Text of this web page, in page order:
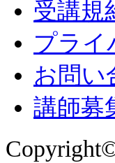
受講規
プライ
お問い
講師募